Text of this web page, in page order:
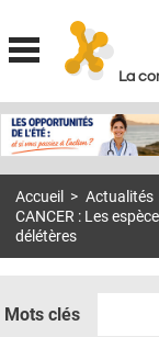
La
MON COMPTE
S'ABONNER À LA
Accueil > Actualités
CANCER : Les
délétères
Mots clés